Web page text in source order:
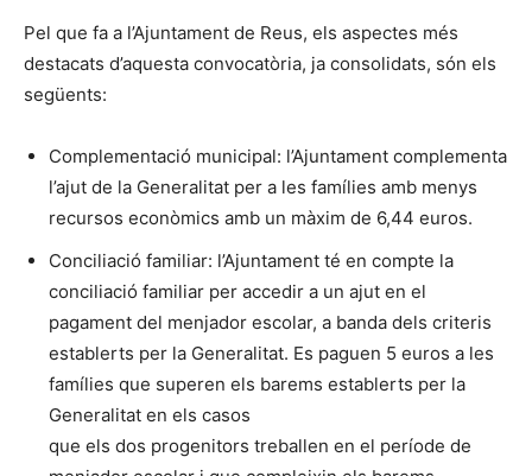
Pel que fa a l’Ajuntament de Reus, els aspectes més
destacats d’aquesta convocatòria, ja consolidats, són els
següents:
Complementació municipal: l’Ajuntament complementa
l’ajut de la Generalitat per a les famílies amb menys
recursos econòmics amb un màxim de 6,44 euros.
Conciliació familiar: l’Ajuntament té en compte la
conciliació familiar per accedir a un ajut en el
pagament del menjador escolar, a banda dels criteris
establerts per la Generalitat. Es paguen 5 euros a les
famílies que superen els barems establerts per la
Generalitat en els casos
que els dos progenitors treballen en el període de